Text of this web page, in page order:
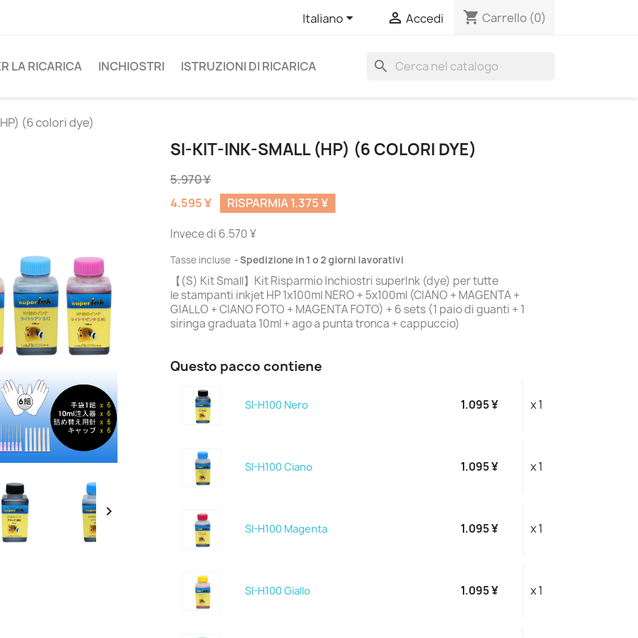
Italiano  Accedi shopping_cart Carrello (0)
LA RICARICA INCHIOSTRI ISTRUZIONI DI RICARICA search
(6 colori dye)

SI-KIT-INK-SMALL (HP) (6 COLORI DYE)
5.970 ¥
4.595 ¥
RISPARMIA 1.375 ¥
Invece di 6.570 ¥
Tasse incluse Spedizione in 1 o 2 giorni lavorativi
【(S) Kit Small】Kit Risparmio Inchiostri superInk (dye) per tutte
le stampanti inkjet HP 1x100ml NERO + 5x100ml (CIANO + MAGENTA +
GIALLO + CIANO FOTO + MAGENTA FOTO) + 6 sets (1 paio di guanti + 1
siringa graduata 10ml + ago a punta tronca + cappuccio)
Questo pacco contiene
SI-H100 Nero 1.095 ¥ x 1
SI-H100 Ciano 1.095 ¥ x 1
SI-H100 Magenta 1.095 ¥ x 1
SI-H100 Giallo 1.095 ¥ x 1